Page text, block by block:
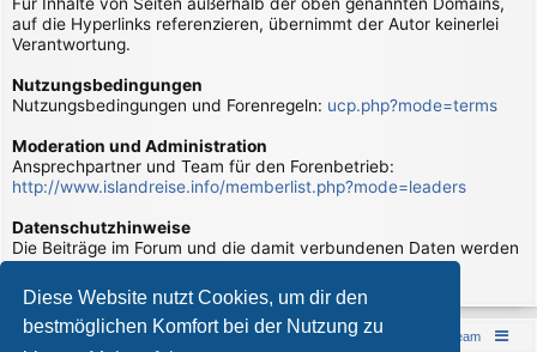
Diese Website nutzt Cookies, um dir den
bestmöglichen Komfort bei der Nutzung zu
Für Inhalte von Seiten außerhalb der oben genannten Domains,
auf die Hyperlinks referenzieren, übernimmt der Autor keinerlei
Verantwortung.
Nutzungsbedingungen
Nutzungsbedingungen und Forenregeln: ucp.php?mode=terms
Moderation und Administration
Ansprechpartner und Team für den Forenbetrieb:
http://www.islandreise.info/memberlist.php?mode=leaders
Datenschutzhinweise
Die Beiträge im Forum und die damit verbundenen Daten werden
page/datenschutzhinweise
Islandreise Portal Foren-Übersicht Das Team